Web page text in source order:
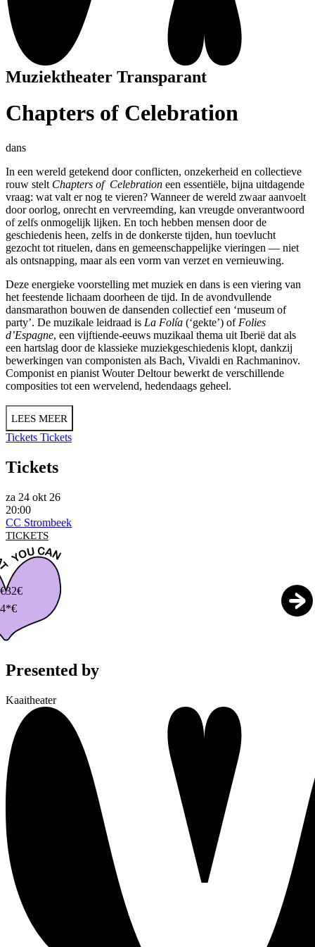
Muziektheater Transparant
Chapters of Celebration
dans
In een wereld getekend door conflicten, onzekerheid en collectieve
rouw stelt Chapters of Celebration een essentiële, bijna uitdagende
vraag: wat valt er nog te vieren? Wanneer de wereld zwaar aanvoelt
door oorlog, onrecht en vervreemding, kan vreugde onverantwoord
of zelfs onmogelijk lijken. En toch hebben mensen door de
geschiedenis heen, zelfs in de donkerste tijden, hun toevlucht
gezocht tot rituelen, dans en gemeenschappelijke vieringen — niet
als ontsnapping, maar als een vorm van verzet en vernieuwing.
Deze energieke voorstelling met muziek en dans is een viering van
het feestende lichaam doorheen de tijd. In de avondvullende
dansmarathon bouwen de dansenden collectief een ‘museum of
party’. De muzikale leidraad is La Folía (‘gekte’) of Folies
d’Espagne, een vijftiende-eeuws muzikaal thema uit Iberië dat als
een hartslag door de klassieke muziekgeschiedenis klopt, dankzij
bewerkingen van componisten als Bach, Vivaldi en Rachmaninov.
Componist en pianist Wouter Deltour bewerkt de verschillende
composities tot een wervelend, hedendaags geheel.
LEES MEER
Tickets Tickets
Tickets
za 24 okt 26
20:00
CC Strombeek
TICKETS
32€
Presented by
Kaaitheater